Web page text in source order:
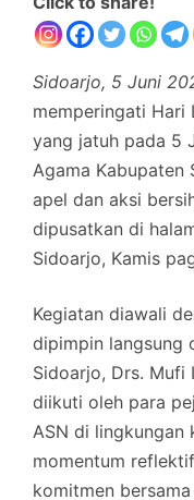
Sidoarjo, 5 Juni
memperingati Hari
yang jatuh pada 5
Agama Kabupaten
apel dan aksi
dipusatkan di
Sidoarjo, Kamis
Kegiatan diawali
dipimpin langsung
Sidoarjo, Drs. Mufi
diikuti oleh para
ASN di lingkungan
momentum
komitmen